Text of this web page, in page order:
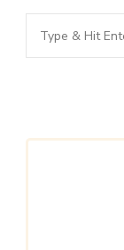
Looking
for